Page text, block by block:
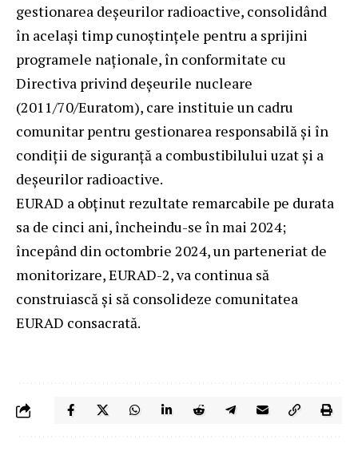
gestionarea deșeurilor radioactive, consolidând
în același timp cunoștințele pentru a sprijini
programele naționale, în conformitate cu
Directiva privind deșeurile nucleare
(2011/70/Euratom), care instituie un cadru
comunitar pentru gestionarea responsabilă și în
condiții de siguranță a combustibilului uzat și a
deșeurilor radioactive.
EURAD a obținut rezultate remarcabile pe durata
sa de cinci ani, încheindu-se în mai 2024;
începând din octombrie 2024, un parteneriat de
monitorizare, EURAD-2, va continua să
construiască și să consolideze comunitatea
EURAD consacrată.